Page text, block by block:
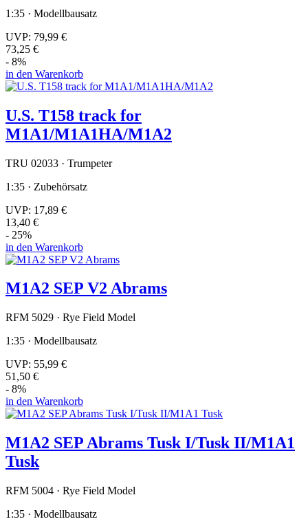
1:35 · Modellbausatz
UVP: 79,99 €
73,25 €
- 8%
in den Warenkorb
U.S. T158 track for
M1A1/M1A1HA/M1A2
TRU 02033 · Trumpeter
1:35 · Zubehörsatz
UVP: 17,89 €
13,40 €
- 25%
in den Warenkorb
M1A2 SEP V2 Abrams
RFM 5029 · Rye Field Model
1:35 · Modellbausatz
UVP: 55,99 €
51,50 €
- 8%
in den Warenkorb
M1A2 SEP Abrams Tusk I/Tusk II/M1A1
Tusk
RFM 5004 · Rye Field Model
1:35 · Modellbausatz